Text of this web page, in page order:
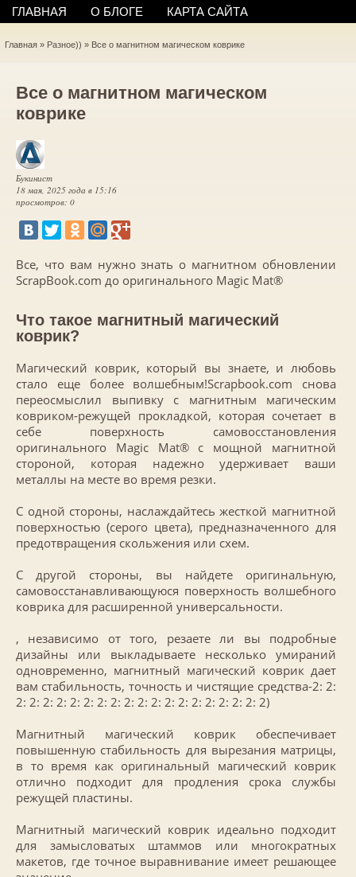
ГЛАВНАЯ О БЛОГЕ КАРТА САЙТА
Главная » Разное)) » Все о магнитном магическом коврике
Все о магнитном магическом
коврике
Букинист
18 мая, 2025 года в 15:16
просмотров: 0
Все, что вам нужно знать о магнитном обновлении
ScrapBook.com до оригинального Magic Mat®
Что такое магнитный магический
коврик?
Магический коврик, который вы знаете, и любовь
стало еще более волшебным!Scrapbook.com снова
переосмыслил выпивку с магнитным магическим
ковриком-режущей прокладкой, которая сочетает в
себе поверхность самовосстановления
оригинального Magic Mat® с мощной магнитной
стороной, которая надежно удерживает ваши
металлы на месте во время резки.
С одной стороны, наслаждайтесь жесткой магнитной
поверхностью (серого цвета), предназначенного для
предотвращения скольжения или схем.
С другой стороны, вы найдете оригинальную,
самовосстанавливающуюся поверхность волшебного
коврика для расширенной универсальности.
, независимо от того, резаете ли вы подробные
дизайны или выкладываете несколько умираний
одновременно, магнитный магический коврик дает
вам стабильность, точность и чистящие средства-2: 2:
2: 2: 2: 2: 2: 2: 2: 2: 2: 2: 2: 2: 2: 2: 2: 2: 2: 2: 2)
Магнитный магический коврик обеспечивает
повышенную стабильность для вырезания матрицы,
в то время как оригинальный магический коврик
отлично подходит для продления срока службы
режущей пластины.
Магнитный магический коврик идеально подходит
для замысловатых штаммов или многократных
макетов, где точное выравнивание имеет решающее